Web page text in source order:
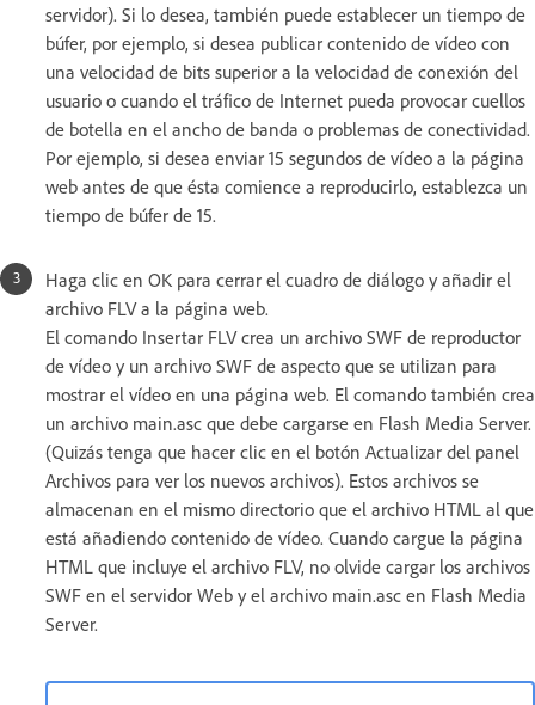
servidor). Si lo desea, también puede establecer un tiempo de
búfer, por ejemplo, si desea publicar contenido de vídeo con
una velocidad de bits superior a la velocidad de conexión del
usuario o cuando el tráfico de Internet pueda provocar cuellos
de botella en el ancho de banda o problemas de conectividad.
Por ejemplo, si desea enviar 15 segundos de vídeo a la página
web antes de que ésta comience a reproducirlo, establezca un
tiempo de búfer de 15.
Haga clic en OK para cerrar el cuadro de diálogo y añadir el
archivo FLV a la página web.
El comando Insertar FLV crea un archivo SWF de reproductor
de vídeo y un archivo SWF de aspecto que se utilizan para
mostrar el vídeo en una página web. El comando también crea
un archivo main.asc que debe cargarse en Flash Media Server.
(Quizás tenga que hacer clic en el botón Actualizar del panel
Archivos para ver los nuevos archivos). Estos archivos se
almacenan en el mismo directorio que el archivo HTML al que
está añadiendo contenido de vídeo. Cuando cargue la página
HTML que incluye el archivo FLV, no olvide cargar los archivos
SWF en el servidor Web y el archivo main.asc en Flash Media
Server.